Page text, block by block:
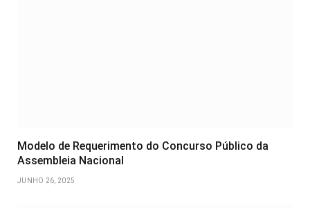
Modelo de Requerimento do Concurso Público da
Assembleia Nacional
JUNHO 26, 2025